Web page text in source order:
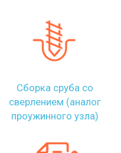
Сборка сруба со
сверлением (аналог
проужинного узла)